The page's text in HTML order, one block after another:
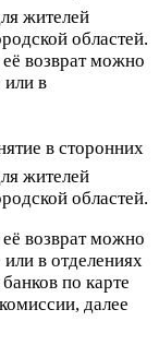
жителей
областей.
возврат можно
или в
в сторонних
жителей
областей.
возврат можно
или в отделениях
по карте
далее